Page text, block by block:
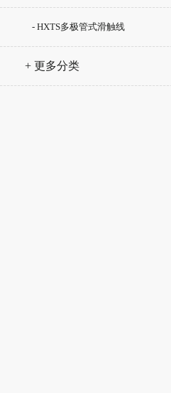
- HXTS多极管式滑触线
+ 更多分类